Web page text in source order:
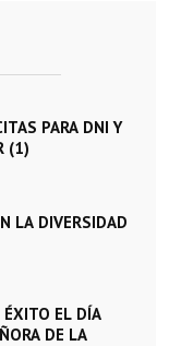
PARA DNI Y
(1)
LA DIVERSIDAD
ÉXITO EL DÍA
DE LA